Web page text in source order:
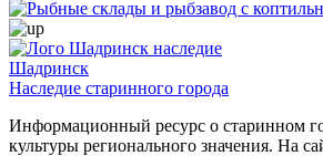
Шадринск
Наследие старинного города
Информационный ресурс о старинном
культуры регионального значения. На